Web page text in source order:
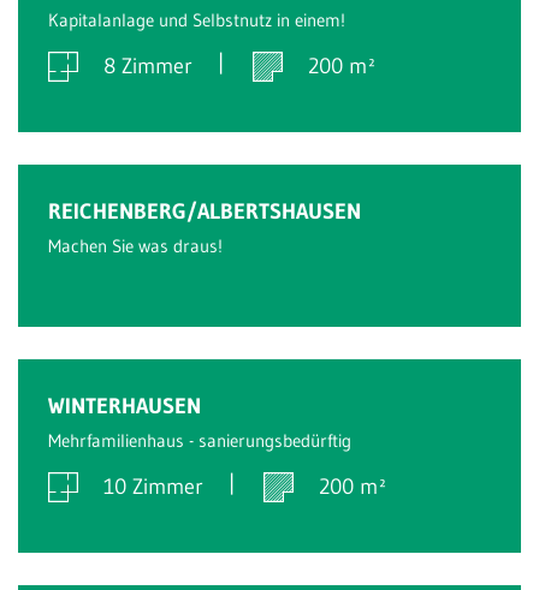
Kapitalanlage und Selbstnutz in einem!
8 Zimmer 200 m²
REICHENBERG/ALBERTSHAUSEN
Machen Sie was draus!
WINTERHAUSEN
Mehrfamilienhaus - sanierungsbedürftig
10 Zimmer 200 m²